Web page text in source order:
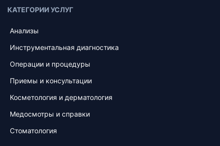
КАТЕГОРИИ УСЛУГ
Анализы
Инструментальная диагностика
Операции и процедуры
Приемы и консультации
Косметология и дерматология
Медосмотры и справки
Стоматология